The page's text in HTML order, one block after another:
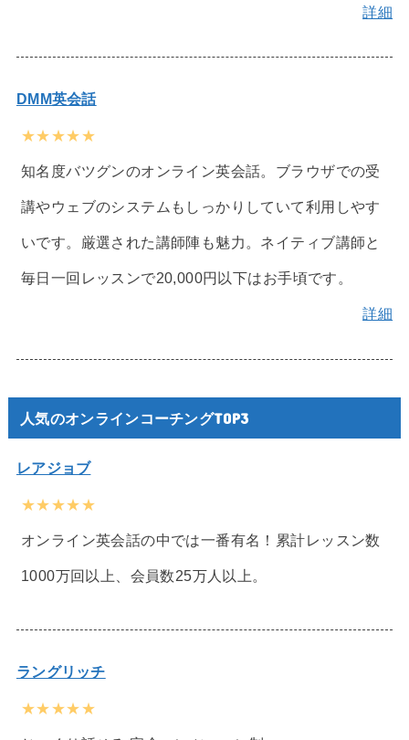
詳細
DMM英会話
★★★★★
知名度バツグンのオンライン英会話。ブラウザでの受
講やウェブのシステムもしっかりしていて利用しやす
いです。厳選された講師陣も魅力。ネイティブ講師と
毎日一回レッスンで20,000円以下はお手頃です。
詳細
人気のオンラインコーチングTOP3
レアジョブ
★★★★★
オンライン英会話の中では一番有名！累計レッスン数
1000万回以上、会員数25万人以上。
ラングリッチ
★★★★★